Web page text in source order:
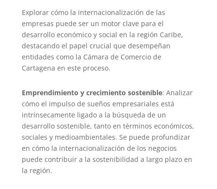
Explorar cómo la internacionalización de las
empresas puede ser un motor clave para el
desarrollo económico y social en la región Caribe,
destacando el papel crucial que desempeñan
entidades como la Cámara de Comercio de
Cartagena en este proceso.
Emprendimiento y crecimiento sostenible: Analizar
cómo el impulso de sueños empresariales está
intrínsecamente ligado a la búsqueda de un
desarrollo sostenible, tanto en términos económicos,
sociales y medioambientales. Se puede profundizar
en cómo la internacionalización de los negocios
puede contribuir a la sostenibilidad a largo plazo en
la región.